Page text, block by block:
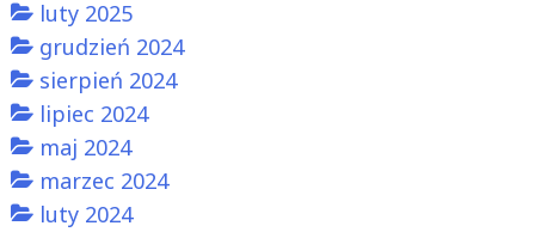
luty 2025
grudzień 2024
sierpień 2024
lipiec 2024
maj 2024
marzec 2024
luty 2024